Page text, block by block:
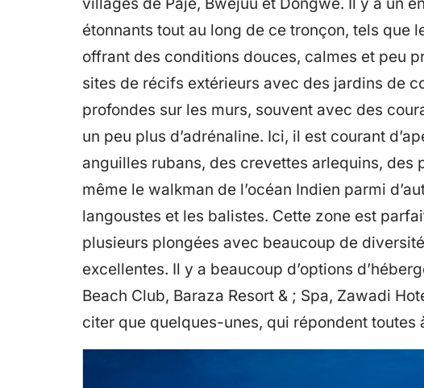
étonnants tout au long de ce tronçon, tels que
offrant des conditions douces, calmes et peu
sites de récifs extérieurs avec des jardins de
profondes sur les murs, souvent avec des
un peu plus d’adrénaline. Ici, il est courant
anguilles rubans, des crevettes arlequins, des
même le walkman de l’océan Indien parmi
langoustes et les balistes. Cette zone est
plusieurs plongées avec beaucoup de
excellentes. Il y a beaucoup d’options
Beach Club, Baraza Resort & ; Spa, Zawadi
citer que quelques-unes, qui répondent toutes